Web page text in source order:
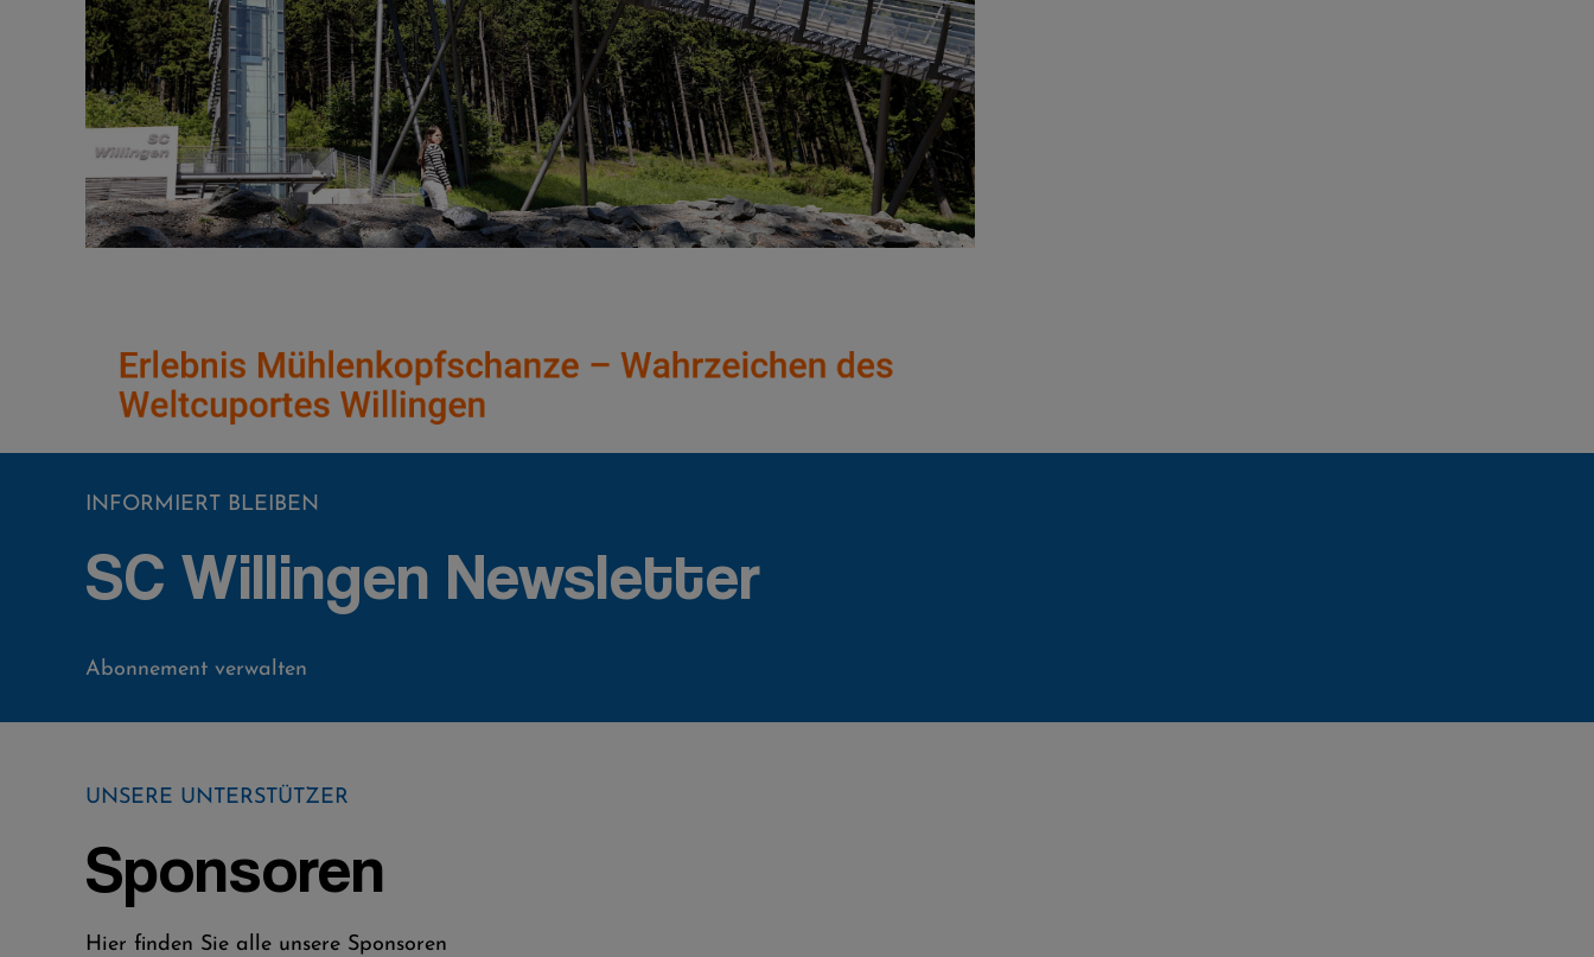
INFORMIERT BLEIBEN
SC Willingen Newsletter
Abonnement verwalten
UNSERE UNTERSTÜTZER
Sponsoren
Hier finden Sie alle unsere Sponsoren